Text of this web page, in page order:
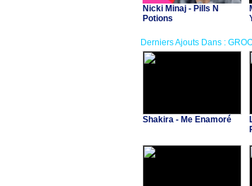
Nicki Minaj - Pills N
Potions
Derniers Ajouts Dans :
Shakira - Me Enamoré